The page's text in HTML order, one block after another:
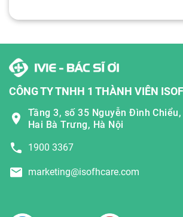
CÔNG TY TNHH 1 THÀNH VIÊN
Tầng 3, số 35 Nguyễn Đình
Hai Bà Trưng, Hà Nội
1900 3367
marketing@isofhcare.com